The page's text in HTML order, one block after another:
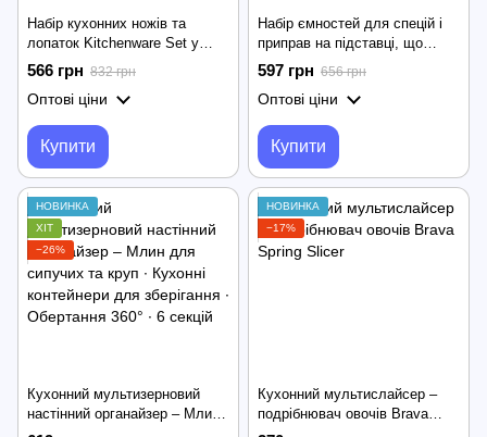
Набір кухонних ножів та
лопаток Kitchenware Set у
підставці ∙ Силіконові
аксесуари для кухні, 20
предметів
566 грн 832 грн
Оптові ціни
Купити
Набір ємностей для спецій і
приправ на підставці, що
крутиться Spice Carousel, 16
баночок
597 грн 656 грн
Оптові ціни
Купити
НОВИНКА
ХІТ
−26%
Кухонний мультизерновий
настінний органайзер – Млин
для сипучих та круп ∙ Кухонні
НОВИНКА
−17%
Кухонний мультислайсер –
подрібнювач овочів Brava
Spring Slicer